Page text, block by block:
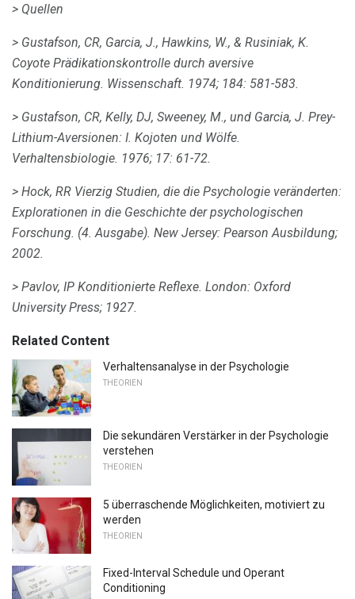
> Quellen
> Gustafson, CR, Garcia, J., Hawkins, W., & Rusiniak, K.
Coyote Prädikationskontrolle durch aversive
Konditionierung. Wissenschaft. 1974; 184: 581-583.
> Gustafson, CR, Kelly, DJ, Sweeney, M., und Garcia, J. Prey-
Lithium-Aversionen: I. Kojoten und Wölfe.
Verhaltensbiologie. 1976; 17: 61-72.
> Hock, RR Vierzig Studien, die die Psychologie veränderten:
Explorationen in die Geschichte der psychologischen
Forschung. (4. Ausgabe). New Jersey: Pearson Ausbildung;
2002.
> Pavlov, IP Konditionierte Reflexe. London: Oxford
University Press; 1927.
Related Content
Verhaltensanalyse in der Psychologie
THEORIEN
Die sekundären Verstärker in der Psychologie
verstehen
THEORIEN
5 überraschende Möglichkeiten, motiviert zu
werden
THEORIEN
Fixed-Interval Schedule und Operant
Conditioning